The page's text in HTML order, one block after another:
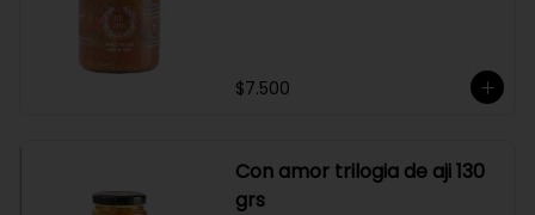
$7.500
Con amor trilogia de aji 130
grs